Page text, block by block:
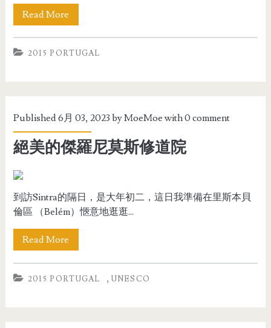
Read More
2015 PORTUGAL
Published 6月 03, 2023 byMoeMoewith0 comment
絕美的傑羅尼莫斯修道院
到訪Sintra的隔日，是大年初二，這日我準備在里斯本貝
倫區 （Belém）愜意地逛逛...
Read More
2015 PORTUGAL , UNESCO